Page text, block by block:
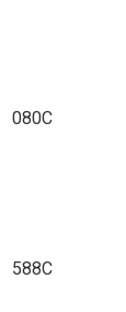
080С
588С